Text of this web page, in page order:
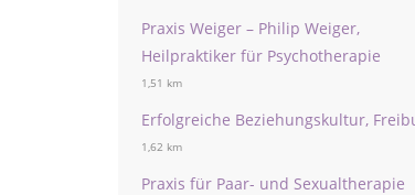
Praxis Weiger – Philip Weiger,
Heilpraktiker für Psychotherapie
1,51 km
Erfolgreiche Beziehungskultur,
1,62 km
Praxis für Paar- und Sexualtherapie